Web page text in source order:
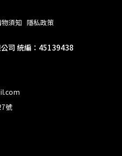
物須知 隱私政策
司 統編：45139438
號